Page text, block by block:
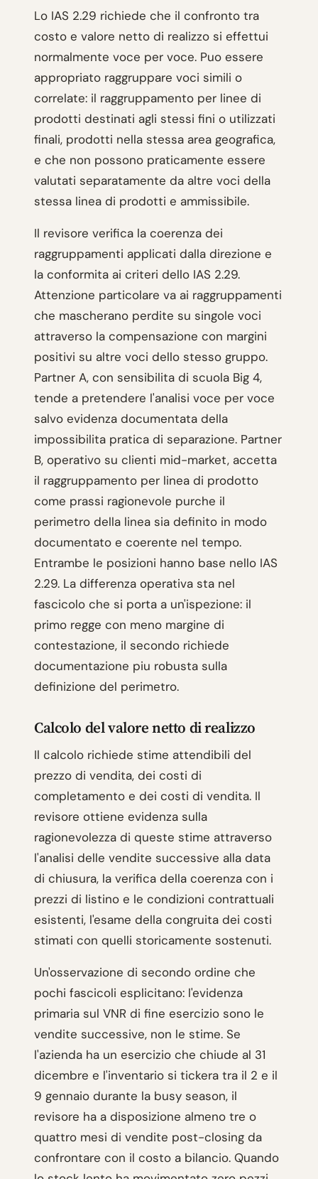
Lo IAS 2.29 richiede che il confronto tra
costo e valore netto di realizzo si effettui
normalmente voce per voce. Puo essere
appropriato raggruppare voci simili o
correlate: il raggruppamento per linee di
prodotti destinati agli stessi fini o utilizzati
finali, prodotti nella stessa area geografica,
e che non possono praticamente essere
valutati separatamente da altre voci della
stessa linea di prodotti e ammissibile.
Il revisore verifica la coerenza dei
raggruppamenti applicati dalla direzione e
la conformita ai criteri dello IAS 2.29.
Attenzione particolare va ai raggruppamenti
che mascherano perdite su singole voci
attraverso la compensazione con margini
positivi su altre voci dello stesso gruppo.
Partner A, con sensibilita di scuola Big 4,
tende a pretendere l'analisi voce per voce
salvo evidenza documentata della
impossibilita pratica di separazione. Partner
B, operativo su clienti mid-market, accetta
il raggruppamento per linea di prodotto
come prassi ragionevole purche il
perimetro della linea sia definito in modo
documentato e coerente nel tempo.
Entrambe le posizioni hanno base nello IAS
2.29. La differenza operativa sta nel
fascicolo che si porta a un'ispezione: il
primo regge con meno margine di
contestazione, il secondo richiede
documentazione piu robusta sulla
definizione del perimetro.
Calcolo del valore netto di realizzo
Il calcolo richiede stime attendibili del
prezzo di vendita, dei costi di
completamento e dei costi di vendita. Il
revisore ottiene evidenza sulla
ragionevolezza di queste stime attraverso
l'analisi delle vendite successive alla data
di chiusura, la verifica della coerenza con i
prezzi di listino e le condizioni contrattuali
esistenti, l'esame della congruita dei costi
stimati con quelli storicamente sostenuti.
Un'osservazione di secondo ordine che
pochi fascicoli esplicitano: l'evidenza
primaria sul VNR di fine esercizio sono le
vendite successive, non le stime. Se
l'azienda ha un esercizio che chiude al 31
dicembre e l'inventario si tickera tra il 2 e il
9 gennaio durante la busy season, il
revisore ha a disposizione almeno tre o
quattro mesi di vendite post-closing da
confrontare con il costo a bilancio. Quando